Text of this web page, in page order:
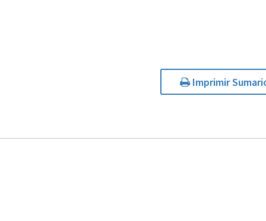
Imprimir